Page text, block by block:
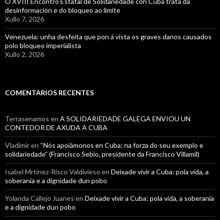
desinformación e do bloqueo ao límite
Xullo 7, 2026
Venezuela: unha desfeita que pon á vista os graves danos causados
polo bloqueo imperialista
Xullo 2, 2026
COMENTARIOS RECENTES
Terrasenamos en A SOLIDARIEDADE GALEGA ENVIOU UN
CONTEDOR DE AXUDA A CUBA
Vladimiren “Nós apoiámonos en Cuba: na forza do seu exemplo e
solidariedade” (Francisco Sebio, presidente da Francisco Villamil)
Isabel Mrtínez-Risco Valdivieso en Deixade vivir a Cuba: pola vida, a
soberanía e a dignidade dun pobo
Yolanda Callejo Juanes en Deixade vivir a Cuba: pola vida, a soberanía
e a dignidade dun pobo